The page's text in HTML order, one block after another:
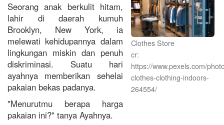
Clothes Store
cr:
https://www.pexels.com/
clothes-clothing-indoors-
264554/
Seorang anak berkulit hitam,
lahir di daerah kumuh
Brooklyn, New York, ia
melewati kehidupannya dalam
lingkungan miskin dan penuh
diskriminasi. Suatu hari
ayahnya memberikan sehelai
pakaian bekas padanya.
"Menurutmu berapa harga
pakaian ini?" tanya Ayahnya.